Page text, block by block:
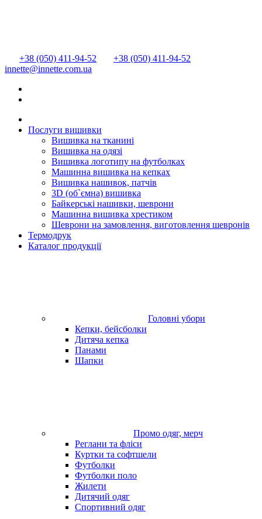
+38 (050) 411-94-52
+38 (050) 411-94-52
innette@innette.com.ua
Послуги вишивки
Вишивка на тканині
Вишивка на одязі
Вишивка логотипу на футболках
Машинна вишивка на кепках
Вишивка нашивок, патчів
3D (об`ємна) вишивка
Байкерські нашивки, шеврони
Машинна вишивка хрестиком
Шеврони на замовлення, виготовлення шевронів
Термодрук
Каталог продукції
Головні убори
Кепки, бейсболки
Дитяча кепка
Панами
Шапки
Промо одяг, мерч
Реглани та фліси
Куртки та софтшели
Футболки
Футболки поло
Жилети
Дитячий одяг
Спортивний одяг